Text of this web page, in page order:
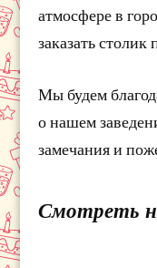
атмосфере в
заказать
Мы будем
о нашем
замечания и
Смотреть